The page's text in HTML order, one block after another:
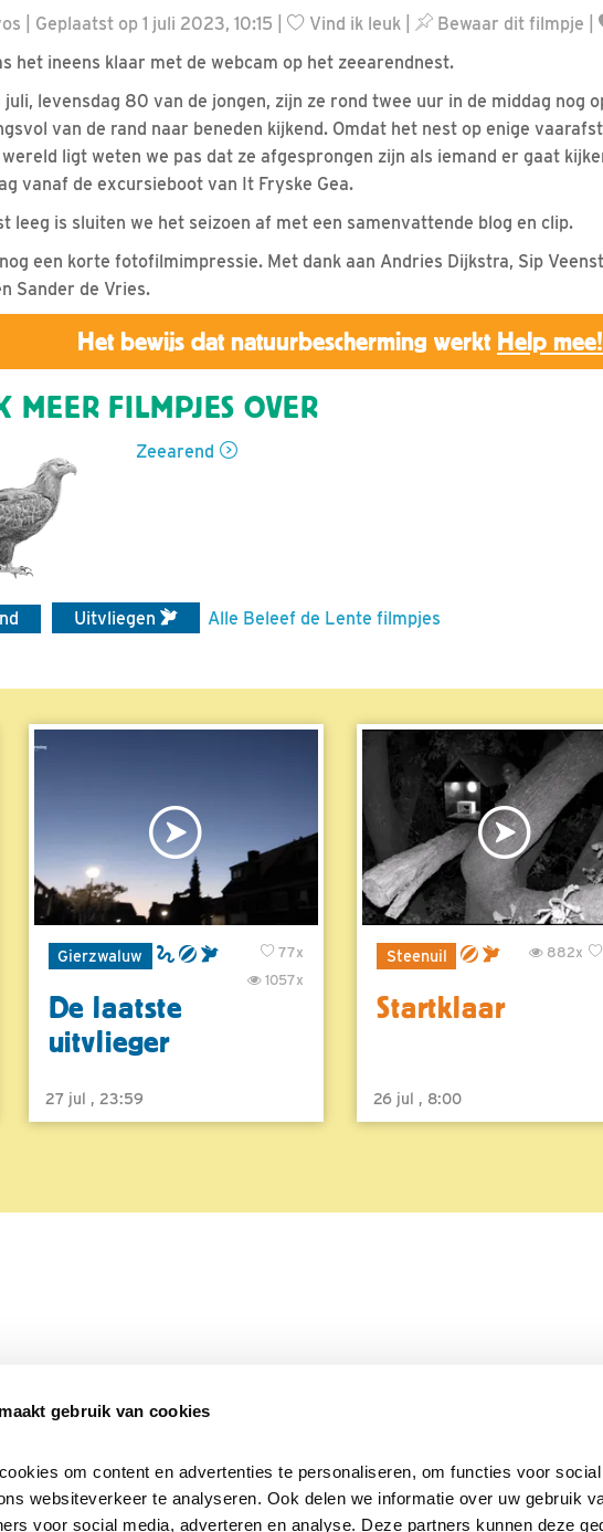
gebruik van cookies
om content en advertenties te personaliseren, om functies voor
websiteverkeer te analyseren. Ook delen we informatie over uw gebruik
voor social media, adverteren en analyse. Deze partners kunnen deze
| Geplaatst op 1 juli 2023, 10:15 | Vind ik leuk Bewaar dit filmpje
het ineens klaar met de webcam op het zeearendnest.
juli, levensdag 80 van de jongen, zijn ze rond twee uur in de middag nog
van de rand naar beneden kijkend. Omdat het nest op enige
ligt weten we pas dat ze afgesprongen zijn als iemand er gaat
vanaf de excursieboot van It Fryske Gea.
leeg is sluiten we het seizoen af met een samenvattende blog en clip.
een korte fotofilmimpressie. Met dank aan Andries Dijkstra, Sip
Sander de Vries.
Het bewijs dat natuurbescherming werkt Help mee!
MEER FILMPJES OVER
Zeearend
Uitvliegen Alle Beleef de Lente filmpjes
Gierzwaluw
77x
1057x
De laatste
uitvlieger
27 jul , 23:59
Steenuil 882x
Startklaar
26 jul , 8:00